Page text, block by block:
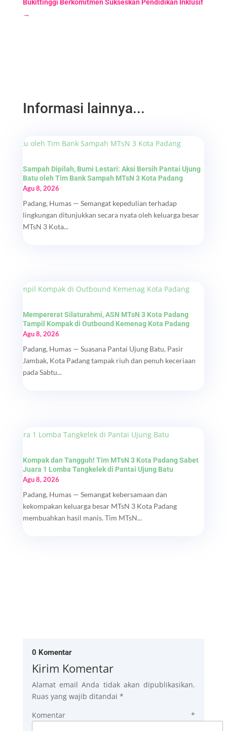
Bukittinggi Berkomitmen Sukseskan Pendidikan Inklusif
→
Informasi lainnya...
Sampah Dipilah, Bumi Lestari: Aksi Bersih Pantai Ujung
Batu oleh Tim Bank Sampah MTsN 3 Kota Padang
Agu 8, 2026
Padang, Humas — Semangat kepedulian terhadap
lingkungan ditunjukkan secara nyata oleh keluarga besar
MTsN 3 Kota...
Mempererat Silaturahmi, ASN MTsN 3 Kota Padang
Tampil Kompak di Outbound Kemenag Kota Padang
Agu 8, 2026
Padang, Humas — Suasana Pantai Ujung Batu, Pasir
Jambak, Kota Padang tampak riuh dan penuh keceriaan
pada Sabtu...
Kompak dan Tangguh! Tim MTsN 3 Kota Padang Sabet
Juara 1 Lomba Tangkelek di Pantai Ujung Batu
Agu 8, 2026
Padang, Humas — Semangat kebersamaan dan
kekompakan keluarga besar MTsN 3 Kota Padang
membuahkan hasil manis. Tim MTsN...
0 Komentar
Kirim Komentar
Alamat email Anda tidak akan dipublikasikan.
Ruas yang wajib ditandai *
Komentar*